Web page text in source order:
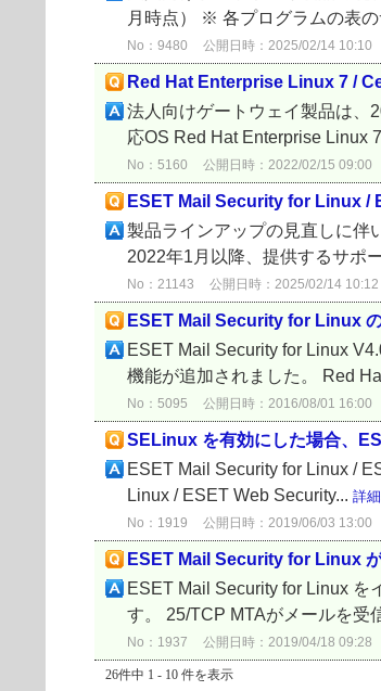
月時点） ※ 各プログラムの表
No：9480 公開日時：2025/02/14 10:10
Red Hat Enterprise Linux 7 /
法人向けゲートウェイ製品は、
応OS Red Hat Enterprise Linux
No：5160 公開日時：2022/02/15 09:00
ESET Mail Security for Linux /
製品ラインアップの見直しに伴
2022年1月以降、提供するサポ
No：21143 公開日時：2025/02/14 10:12
ESET Mail Security for Linux
ESET Mail Security for Linux
機能が追加されました。 Red
No：5095 公開日時：2016/08/01 16:00
SELinux を有効にした場合、
ESET Mail Security for Linux /
Linux / ESET Web Security... 詳
No：1919 公開日時：2019/06/03 13:00
ESET Mail Security for Linux
ESET Mail Security for Linux を
す。 25/TCP MTAがメールを受
No：1937 公開日時：2019/04/18 09:28
26件中 1 - 10 件を表示